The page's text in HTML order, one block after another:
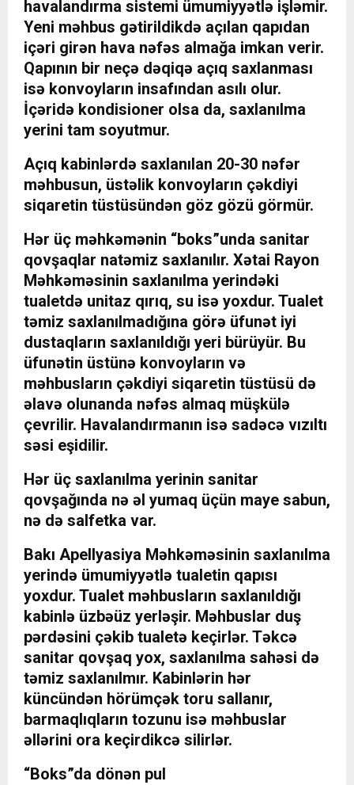
havalandırma sistemi ümumiyyətlə işləmir.
Yeni məhbus gətirildikdə açılan qapıdan
içəri girən hava nəfəs almağa imkan verir.
Qapının bir neçə dəqiqə açıq saxlanması
isə konvoyların insafından asılı olur.
İçəridə kondisioner olsa da, saxlanılma
yerini tam soyutmur.
Açıq kabinlərdə saxlanılan 20-30 nəfər
məhbusun, üstəlik konvoyların çəkdiyi
siqaretin tüstüsündən göz gözü görmür.
Hər üç məhkəmənin “boks”unda sanitar
qovşaqlar natəmiz saxlanılır. Xətai Rayon
Məhkəməsinin saxlanılma yerindəki
tualetdə unitaz qırıq, su isə yoxdur. Tualet
təmiz saxlanılmadığına görə üfunət iyi
dustaqların saxlanıldığı yeri bürüyür. Bu
üfunətin üstünə konvoyların və
məhbusların çəkdiyi siqaretin tüstüsü də
əlavə olunanda nəfəs almaq müşkülə
çevrilir. Havalandırmanın isə sadəcə vızıltı
səsi eşidilir.
Hər üç saxlanılma yerinin sanitar
qovşağında nə əl yumaq üçün maye sabun,
nə də salfetka var.
Bakı Apellyasiya Məhkəməsinin saxlanılma
yerində ümumiyyətlə tualetin qapısı
yoxdur. Tualet məhbusların saxlanıldığı
kabinlə üzbəüz yerləşir. Məhbuslar duş
pərdəsini çəkib tualetə keçirlər. Təkcə
sanitar qovşaq yox, saxlanılma sahəsi də
təmiz saxlanılmır. Kabinlərin hər
küncündən hörümçək toru sallanır,
barmaqlıqların tozunu isə məhbuslar
əllərini ora keçirdikcə silirlər.
“Boks”da dönən pul